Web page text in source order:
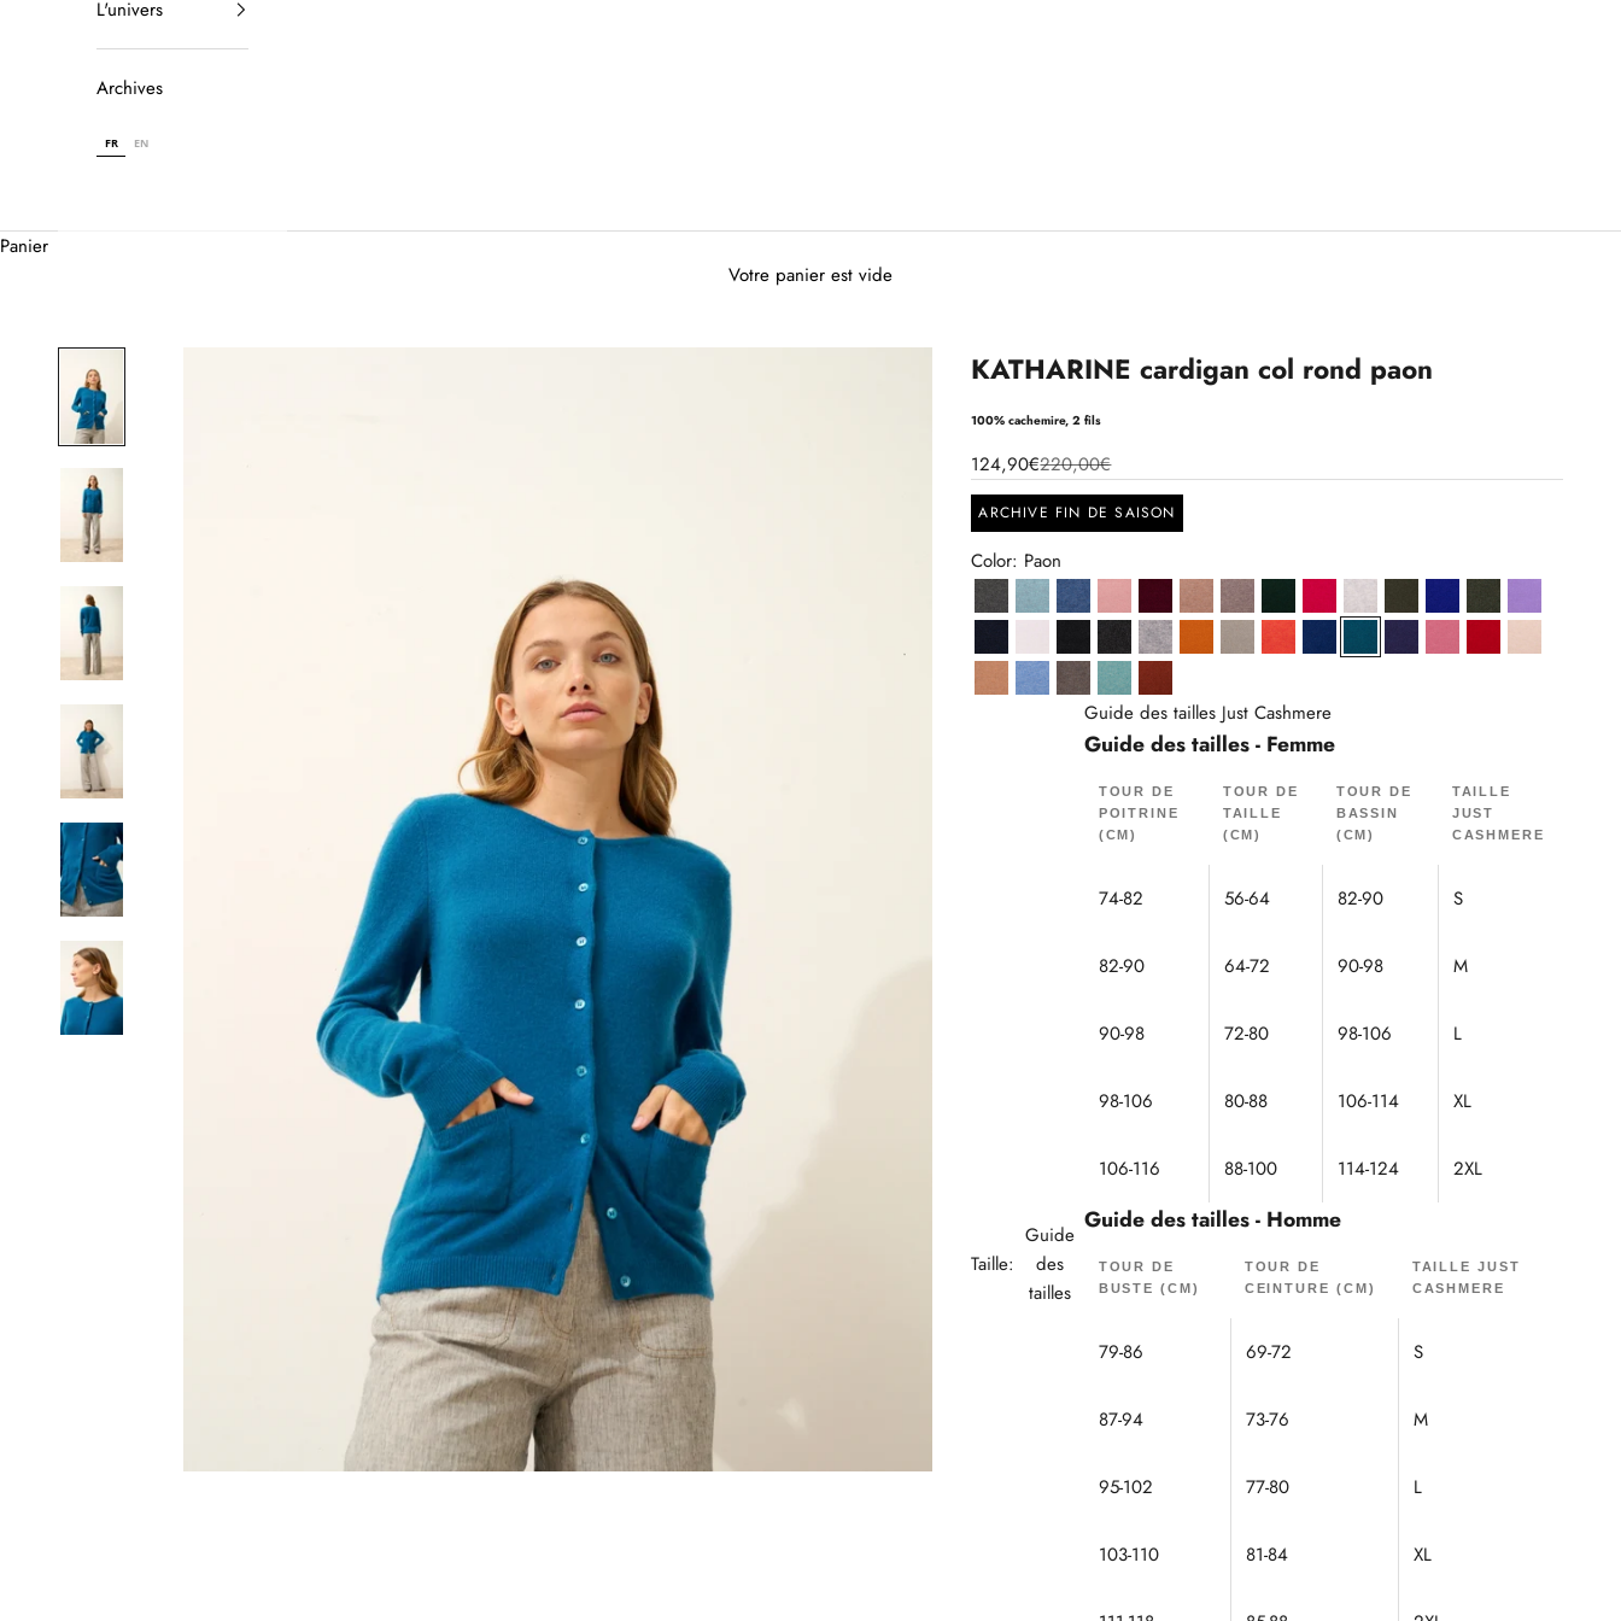
L'univers
Archives
FR EN
Panier
Votre panier est vide
KATHARINE cardigan col rond paon
100% cachemire, 2 fils
124,90€220,00€
ARCHIVE FIN DE SAISON
Color: Paon
Anthracite Chiné
Aqua Chiné
Bleu Denim
Bois De Rose
BordeauxCamel Chiné
Caribou Chiné
CyprèsFuchsiaGris Perle Chiné
Kaki IndigoKaki Chiné
Lavande
NavyNeigeNoir Noir ChinéNuage Chiné
OcreOliveOrange Chiné
Outremer
PaonPurplePétaleRougeSable
SaharaSky Taupe Chiné
Vert Chiné
Écureuil
Taille:
Guide
des
tailles
Guide des tailles Just Cashmere
Guide des tailles - Femme
TOUR DE
POITRINE
(CM)
TOUR DE
TAILLE
(CM)
TOUR DE
BASSIN
(CM)
TAILLE
JUST
CASHMERE
74-82 56-64 82-90 S
82-90 64-72 90-98 M
90-98 72-80 98-106 L
98-106 80-88 106-114 XL
106-116 88-100 114-124 2XL
Guide des tailles - Homme
TOUR DE
BUSTE (CM)
TOUR DE
CEINTURE (CM)
TAILLE JUST
CASHMERE
79-86 69-72 S
87-94 73-76 M
95-102 77-80 L
103-110 81-84 XL